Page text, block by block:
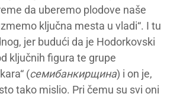
da uberemo plodove naše
ključna mesta u vladi“. I tu
jer budući da je Hodorkovski
ključnih figura te grupe
(семибанкирщина) i on je,
tako mislio. Pri čemu su svi oni